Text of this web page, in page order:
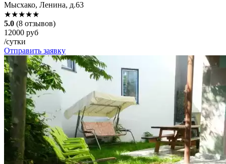
Мысхако, Ленина, д.63
★★★★★
5.0 (8 отзывов)
12000 руб
/сутки
Отправить заявку